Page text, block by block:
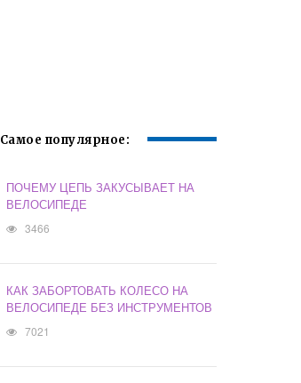
Самое популярное:
ПОЧЕМУ ЦЕПЬ ЗАКУСЫВАЕТ НА
ВЕЛОСИПЕДЕ
3466
КАК ЗАБОРТОВАТЬ КОЛЕСО НА
ВЕЛОСИПЕДЕ БЕЗ ИНСТРУМЕНТОВ
7021